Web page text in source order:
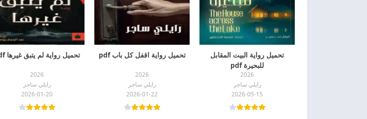
تحميل رواية البيت المقابل
للبحيرة pdf
2026
رايلي ساجر
2026-05-15
تحميل رواية اقفل كل باب pdf
2026
رايلي ساجر
2026-01-22
تحميل رواية لم يتبق غيرها pdf
2026
رايلي ساجر
2026-01-20